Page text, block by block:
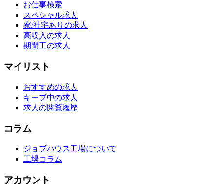
お仕事検索
スペシャル求人
寮/社宅ありの求人
高収入の求人
期間工の求人
マイリスト
おすすめの求人
キープ中の求人
求人の閲覧履歴
コラム
ジョブハウス工場について
工場コラム
アカウント